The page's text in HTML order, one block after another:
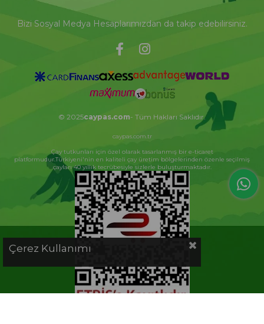
Bizi Sosyal Medya Hesaplarımızdan da takip edebilirsiniz.
© 2025caypas.com- Tüm Hakları Saklıdır.
caypas.com.tr
Çay tutkunları için özel olarak tasarlanmış bir e-ticaret
platformudur.Türkiyeni'nin en kaliteli çay üretim bölgelerinden özenle seçilmiş
çayları 40 yıllık tecrübesiyle sizlerle buluşturmaktadır.
Çerez Kullanımı